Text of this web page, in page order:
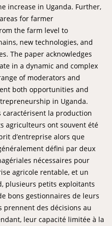
increase in Uganda. Further,
for farmer
the farm level to
new technologies, and
The paper acknowledges
in a dynamic and complex
of moderators and
both opportunities and
in Uganda.
caractérisent la production
agriculteurs ont souvent été
d’entreprise alors que
défini par deux
nécessaires pour
agricole rentable, et un
plusieurs petits exploitants
bons gestionnaires de leurs
des décisions au
leur capacité limitée à la